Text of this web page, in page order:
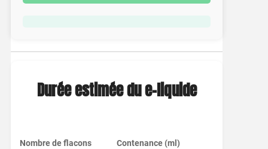
Durée estimée du e-liquide
Nombre de flacons Contenance (ml)